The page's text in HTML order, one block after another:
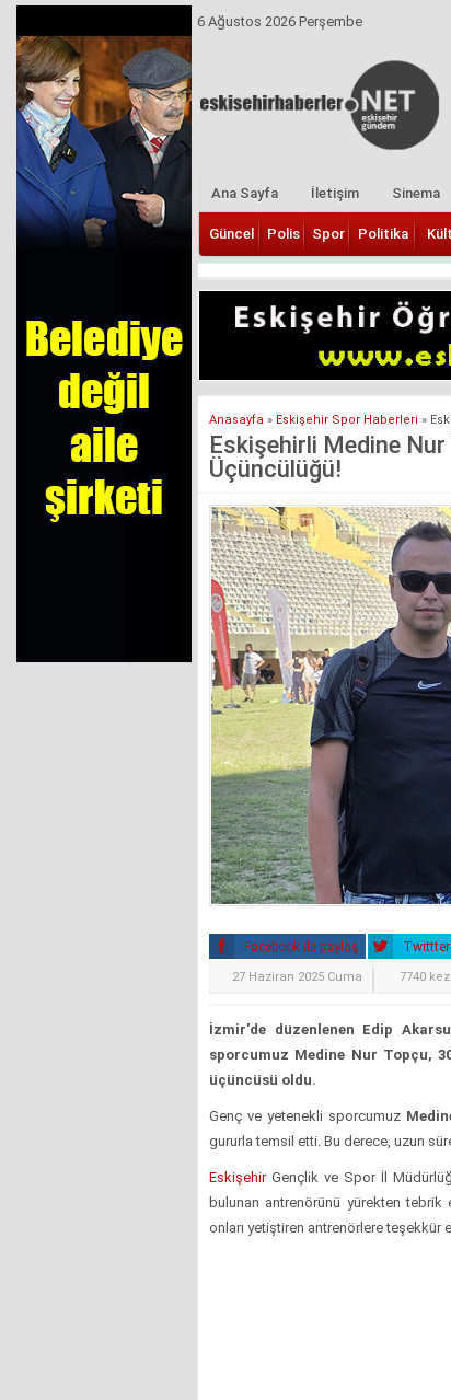
6 Ağustos 2026 Perşembe
Ana Sayfa İletişim Sinema
Güncel Polis Spor Politika
Anasayfa » Eskişehir Spor Haberleri »
Eskişehirli Medine
Üçüncülüğü!
Facebook ile paylaş
27 Haziran 2025 Cuma 7740
İzmir'de düzenlenen Edip
sporcumuz Medine Nur Topçu,
üçüncüsü oldu.
Genç ve yetenekli sporcumuz
gururla temsil etti. Bu derece, uzun
EskişehirGençlik ve Spor İl
bulunan antrenörünü yürekten
onları yetiştiren antrenörlere teşekkür